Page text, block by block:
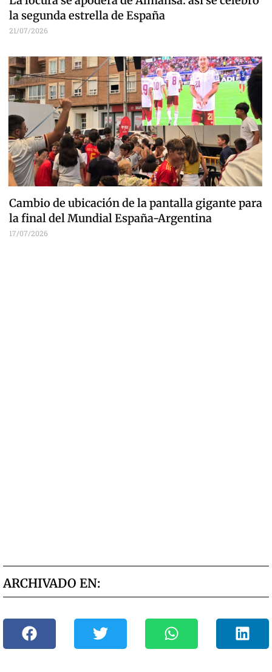
la segunda estrella de España
21/07/2026
Cambio de ubicación de la pantalla gigante para
la final del Mundial España-Argentina
17/07/2026
ARCHIVADO EN: